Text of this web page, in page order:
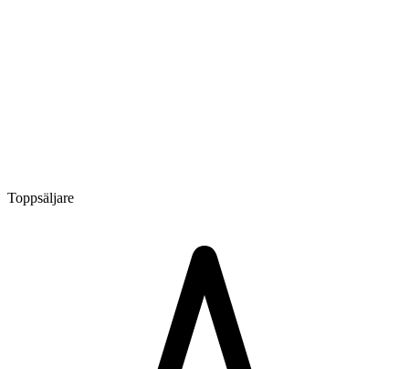
Toppsäljare